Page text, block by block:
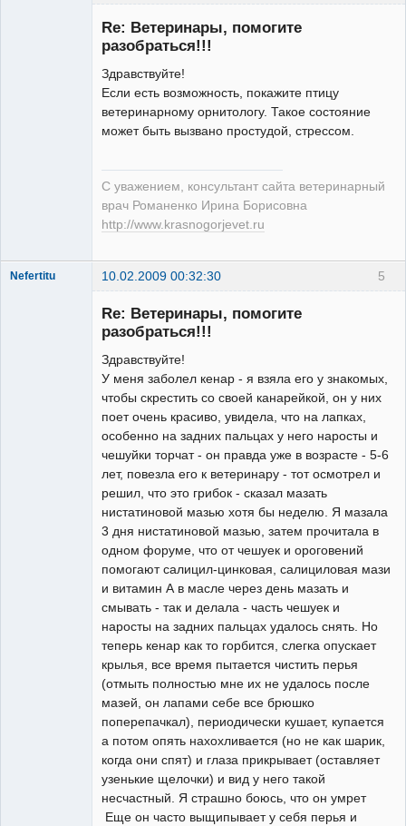
Re: Ветеринары, помогите
разобраться!!!
Здравствуйте!
Если есть возможность, покажите птицу
ветеринарному орнитологу. Такое состояние
может быть вызвано простудой, стрессом.
С уважением, консультант сайта ветеринарный
врач Романенко Ирина Борисовна
http://www.krasnogorjevet.ru
5
Nefertitu 10.02.2009 00:32:30
Зарегистрированный
Re: Ветеринары, помогите
разобраться!!!
Здравствуйте!
У меня заболел кенар - я взяла его у знакомых,
чтобы скрестить со своей канарейкой, он у них
поет очень красиво, увидела, что на лапках,
особенно на задних пальцах у него наросты и
чешуйки торчат - он правда уже в возрасте - 5-6
лет, повезла его к ветеринару - тот осмотрел и
решил, что это грибок - сказал мазать
нистатиновой мазью хотя бы неделю. Я мазала
3 дня нистатиновой мазью, затем прочитала в
одном форуме, что от чешуек и ороговений
помогают салицил-цинковая, салициловая мази
и витамин А в масле через день мазать и
смывать - так и делала - часть чешуек и
наросты на задних пальцах удалось снять. Но
теперь кенар как то горбится, слегка опускает
крылья, все время пытается чистить перья
(отмыть полностью мне их не удалось после
мазей, он лапами себе все брюшко
поперепачкал), периодически кушает, купается
а потом опять нахохливается (но не как шарик,
когда они спят) и глаза прикрывает (оставляет
узенькие щелочки) и вид у него такой
несчастный. Я страшно боюсь, что он умрет
Еще он часто выщипывает у себя перья и